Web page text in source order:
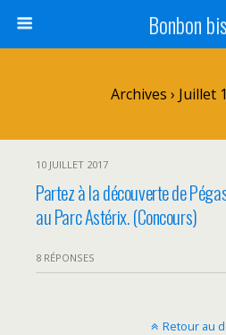
Bonbon
Archives › Juillet
10 JUILLET 2017
Partez à la découverte de
au Parc Astérix. (Concours)
8 RÉPONSES
Retour au